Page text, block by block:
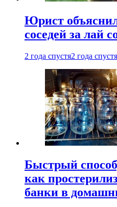
Юрист
соседей за лай
2 года спустя2 года спустя
Быстрый
как
банки в